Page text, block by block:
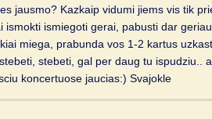
jausmo? Kazkaip vidumi jiems vis tik
ismiegoti gerai, pabusti dar
miega, prabunda vos 1-2 kartus
stebeti, gal per daug tu ispudziu..
koncertuose jaucias:) Svajokle